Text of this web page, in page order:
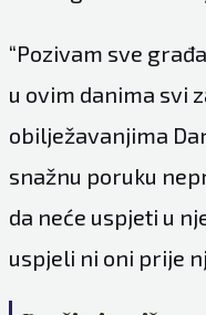
“Pozivam sve
u ovim danima svi
obilježavanjima
snažnu poruku
da neće uspjeti u
uspjeli ni oni prije